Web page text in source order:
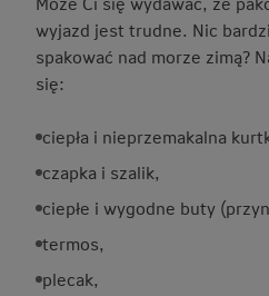
wyjazd jest trudne. Nic
spakować nad morze zimą?
się:
ciepła i nieprzemakalna
czapka i szalik,
ciepłe i wygodne buty
termos,
plecak,